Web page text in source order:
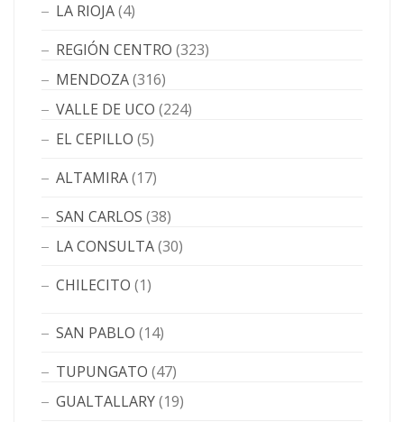
LA RIOJA(4)
REGIÓN CENTRO (323)
MENDOZA(316)
VALLE DE UCO (224)
EL CEPILLO (5)
ALTAMIRA(17)
SAN CARLOS (38)
LA CONSULTA(30)
CHILECITO (1)
SAN PABLO (14)
TUPUNGATO (47)
GUALTALLARY(19)